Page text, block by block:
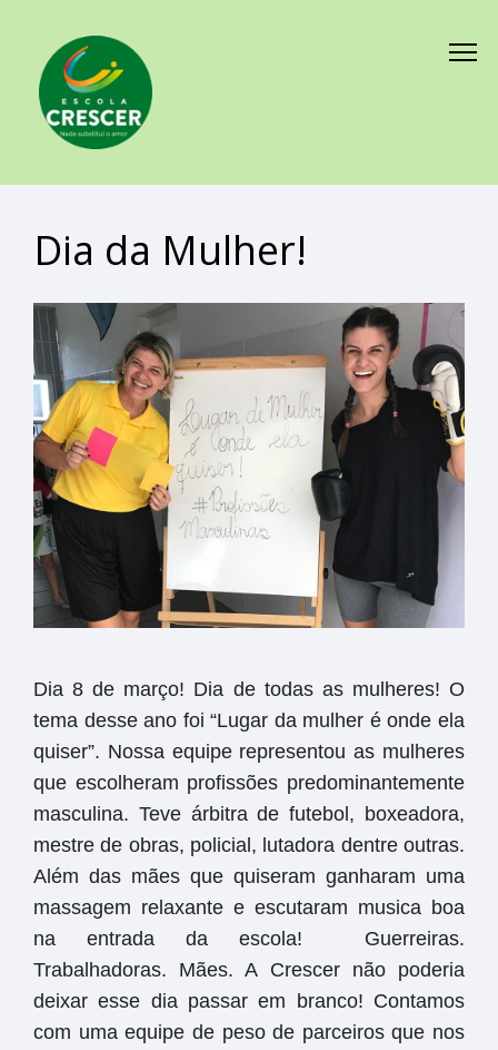
Dia da Mulher!
Dia 8 de março! Dia de todas as mulheres! O
tema desse ano foi “Lugar da mulher é onde ela
quiser”. Nossa equipe representou as mulheres
que escolheram profissões predominantemente
masculina. Teve árbitra de futebol, boxeadora,
mestre de obras, policial, lutadora dentre outras.
Além das mães que quiseram ganharam uma
massagem relaxante e escutaram musica boa
na entrada da escola!
Guerreiras.
Trabalhadoras. Mães. A Crescer não poderia
deixar esse dia passar em branco! Contamos
com uma equipe de peso de parceiros que nos